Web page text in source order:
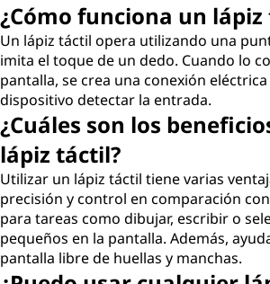
¿Cómo funciona un
Un lápiz táctil opera utilizando una
imita el toque de un dedo. Cuando lo
pantalla, se crea una conexión
dispositivo detectar la entrada.
¿Cuáles son los
lápiz táctil?
Utilizar un lápiz táctil tiene varias
precisión y control en comparación
para tareas como dibujar, escribir o
pequeños en la pantalla. Además,
pantalla libre de huellas y manchas.